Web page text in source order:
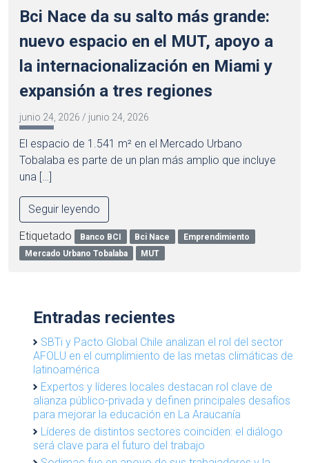
Bci Nace da su salto más grande:
nuevo espacio en el MUT, apoyo a
la internacionalización en Miami y
expansión a tres regiones
junio 24, 2026 / junio 24, 2026
El espacio de 1.541 m² en el Mercado Urbano
Tobalaba es parte de un plan más amplio que incluye
una […]
Seguir leyendo
Etiquetado Banco BCI Bci Nace
Emprendimiento
Mercado Urbano Tobalaba
MUT
Entradas recientes
SBTi y Pacto Global Chile analizan el rol del sector
AFOLU en el cumplimiento de las metas climáticas de
latinoamérica
Expertos y líderes locales destacan rol clave de
alianza público-privada y definen principales desafíos
para mejorar la educación en La Araucanía
Líderes de distintos sectores coinciden: el diálogo
será clave para el futuro del trabajo